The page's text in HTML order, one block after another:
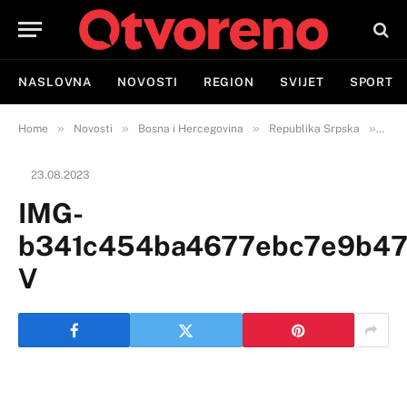
NASLOVNA NOVOSTI REGION SVIJET SPORT
Home » Novosti » Bosna i Hercegovina » Republika Srpska »
23.08.2023
IMG-
V